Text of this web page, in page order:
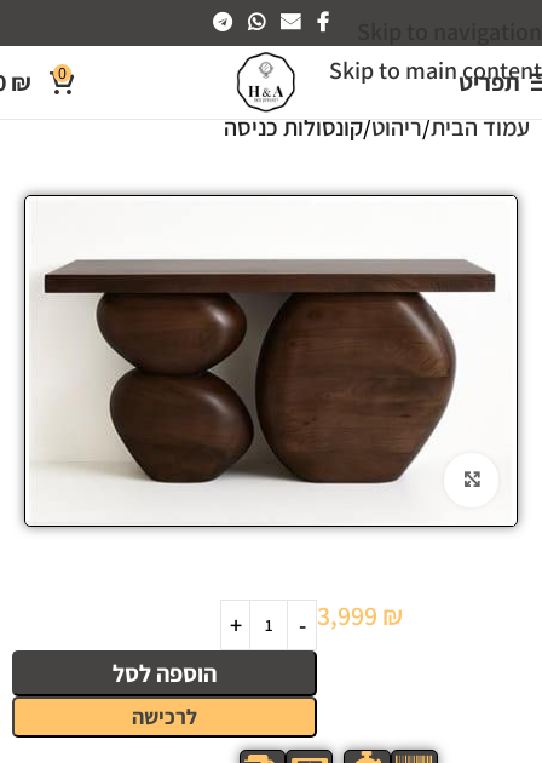
Skip to main content
תפריט 0
₪
עמוד הבית ריהוט קונסולות כניסה
Click to enlarge
3,999 ₪
הוספה לסל
לרכישה